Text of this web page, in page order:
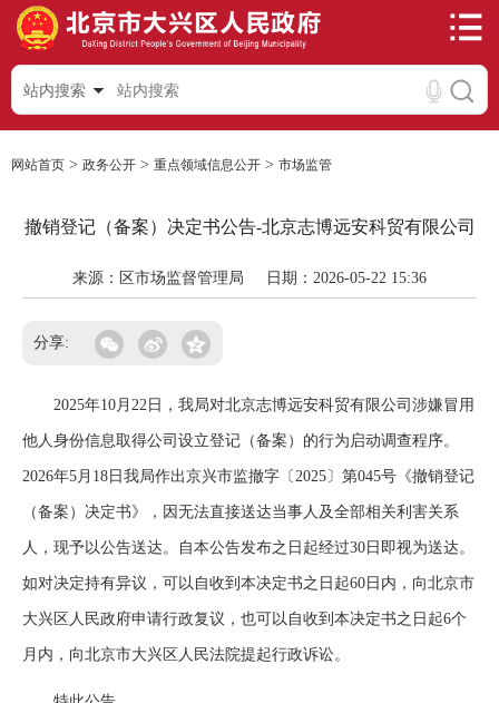
站内搜索
网站首页 > 政务公开 > 重点领域信息公开 > 市场监管
撤销登记（备案）决定书公告-北京志博远安科贸有限公司
来源：区市场监督管理局 日期：2026-05-22 15:36
分享:
2025年10月22日，我局对北京志博远安科贸有限公司涉嫌冒用
他人身份信息取得公司设立登记（备案）的行为启动调查程序。
2026年5月18日我局作出京兴市监撤字〔2025〕第045号《撤销登记
（备案）决定书》，因无法直接送达当事人及全部相关利害关系
人，现予以公告送达。自本公告发布之日起经过30日即视为送达。
如对决定持有异议，可以自收到本决定书之日起60日内，向北京市
大兴区人民政府申请行政复议，也可以自收到本决定书之日起6个
月内，向北京市大兴区人民法院提起行政诉讼。